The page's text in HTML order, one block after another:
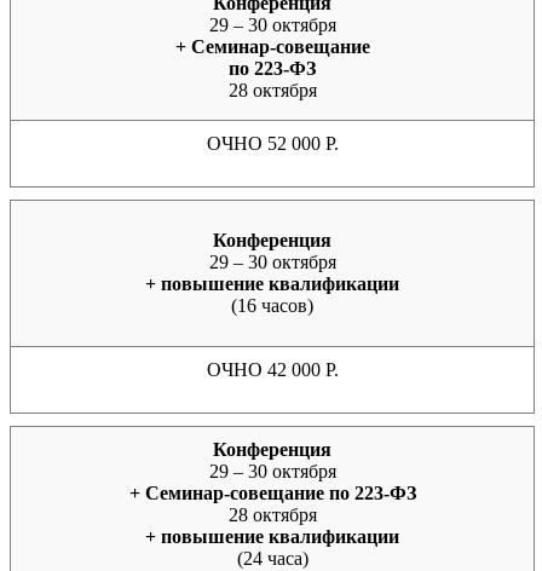
29 – 30 октября
+ Семинар-совещание
по 223-ФЗ
28 октября
ОЧНО 52 000 Р.
Конференция
29 – 30 октября
+ повышение квалификации
(16 часов)
ОЧНО 42 000 Р.
Конференция
29 – 30 октября
+ Семинар-совещание по 223-ФЗ
28 октября
+ повышение квалификации
(24 часа)